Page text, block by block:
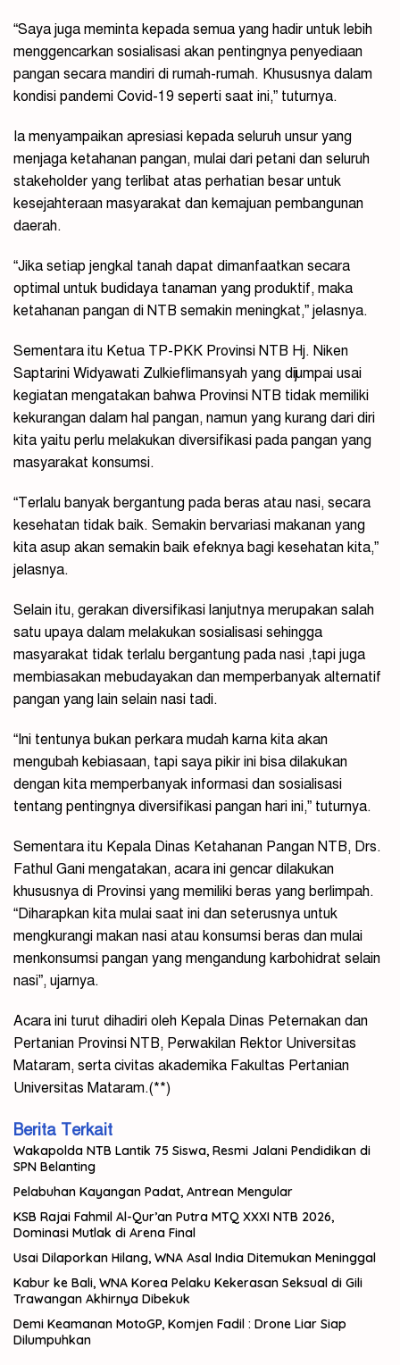
“Saya juga meminta kepada semua yang hadir untuk lebih
menggencarkan sosialisasi akan pentingnya penyediaan
pangan secara mandiri di rumah-rumah. Khususnya dalam
kondisi pandemi Covid-19 seperti saat ini,” tuturnya.
Ia menyampaikan apresiasi kepada seluruh unsur yang
menjaga ketahanan pangan, mulai dari petani dan seluruh
stakeholder yang terlibat atas perhatian besar untuk
kesejahteraan masyarakat dan kemajuan pembangunan
daerah.
“Jika setiap jengkal tanah dapat dimanfaatkan secara
optimal untuk budidaya tanaman yang produktif, maka
ketahanan pangan di NTB semakin meningkat,” jelasnya.
Sementara itu Ketua TP-PKK Provinsi NTB Hj. Niken
Saptarini Widyawati Zulkieflimansyah yang dijumpai usai
kegiatan mengatakan bahwa Provinsi NTB tidak memiliki
kekurangan dalam hal pangan, namun yang kurang dari diri
kita yaitu perlu melakukan diversifikasi pada pangan yang
masyarakat konsumsi.
“Terlalu banyak bergantung pada beras atau nasi, secara
kesehatan tidak baik. Semakin bervariasi makanan yang
kita asup akan semakin baik efeknya bagi kesehatan kita,”
jelasnya.
Selain itu, gerakan diversifikasi lanjutnya merupakan salah
satu upaya dalam melakukan sosialisasi sehingga
masyarakat tidak terlalu bergantung pada nasi ,tapi juga
membiasakan mebudayakan dan memperbanyak alternatif
pangan yang lain selain nasi tadi.
“Ini tentunya bukan perkara mudah karna kita akan
mengubah kebiasaan, tapi saya pikir ini bisa dilakukan
dengan kita memperbanyak informasi dan sosialisasi
tentang pentingnya diversifikasi pangan hari ini,” tuturnya.
Sementara itu Kepala Dinas Ketahanan Pangan NTB, Drs.
Fathul Gani mengatakan, acara ini gencar dilakukan
khususnya di Provinsi yang memiliki beras yang berlimpah.
“Diharapkan kita mulai saat ini dan seterusnya untuk
mengkurangi makan nasi atau konsumsi beras dan mulai
menkonsumsi pangan yang mengandung karbohidrat selain
nasi”, ujarnya.
Acara ini turut dihadiri oleh Kepala Dinas Peternakan dan
Pertanian Provinsi NTB, Perwakilan Rektor Universitas
Mataram, serta civitas akademika Fakultas Pertanian
Universitas Mataram.(**)
Berita Terkait
Wakapolda NTB Lantik 75 Siswa, Resmi Jalani Pendidikan di
SPN Belanting
Pelabuhan Kayangan Padat, Antrean Mengular
KSB Rajai Fahmil Al-Qur’an Putra MTQ XXXI NTB 2026,
Dominasi Mutlak di Arena Final
Usai Dilaporkan Hilang, WNA Asal India Ditemukan Meninggal
Kabur ke Bali, WNA Korea Pelaku Kekerasan Seksual di Gili
Trawangan Akhirnya Dibekuk
Demi Keamanan MotoGP, Komjen Fadil : Drone Liar Siap
Dilumpuhkan